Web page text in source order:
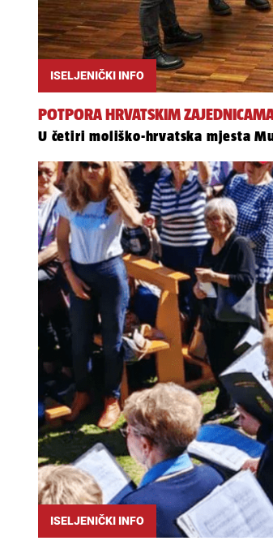
ISELJENIČKI INFO
POTPORA HRVATSKIM
U četiri moliško-hrvatska mjesta
ISELJENIČKI INFO